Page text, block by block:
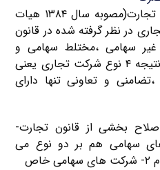
در لایحه ی اصلاح قانون تجارت(مصوبه سال ۱۳۸۴ هیات
تجاری در نظر گرفته شده در قانون
سهامی ،مختلط سهامی و
نسبی حذف گردیده اند ،و در نتیجه ۴ نوع شرکت تجاری یعنی
و تعاونی تنها دارای
بخشی از قانون تجارت-
۱۲ شرکت های سهامی هم بر دو نوع می